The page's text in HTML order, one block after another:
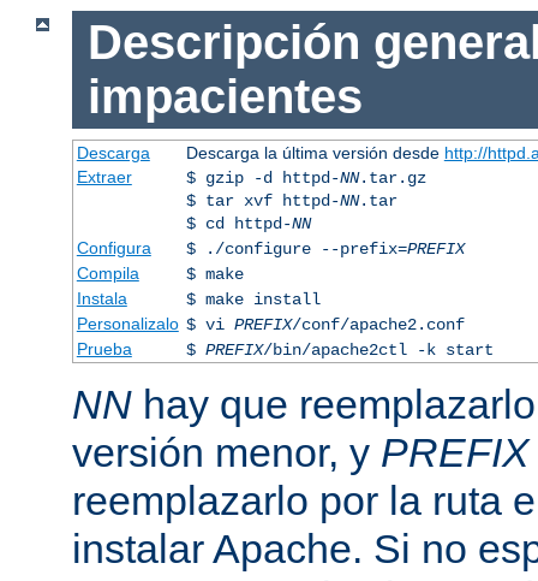
Descripción
impacientes
Descarga Descarga la última versión desde http://
Extraer
$ gzip -d httpd-NN.tar.gz
$ tar xvf httpd-NN.tar
$ cd httpd-NN
Configura
$ ./configure --prefix=PREFIX
Compila
$ make
Instala
$ make install
Personalizalo $ vi PREFIX/conf/apache2.conf
Prueba
$ PREFIX/bin/apache2ctl -k start
NN hay que
versión menor, y PREFIX
reemplazarlo por la ruta
instalar Apache. Si no